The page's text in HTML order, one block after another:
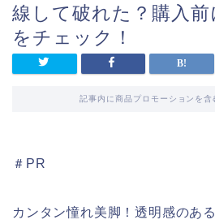
線して破れた？購入前
をチェック！
記事内に商品プロモーションを
＃PR
カンタン憧れ美脚！透明感のあ